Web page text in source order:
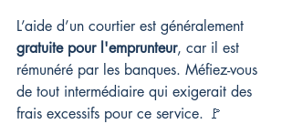
L’aide d’un courtier est généralement
gratuite pour l'emprunteur, car il est
rémunéré par les banques. Méfiez-vous
de tout intermédiaire qui exigerait des
frais excessifs pour ce service. 🚩